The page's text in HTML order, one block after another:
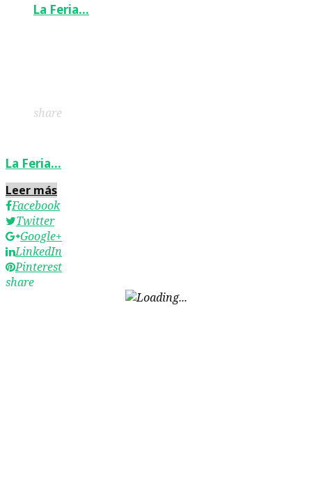
La Feria…
share
La Feria…
Leer más
Facebook
Twitter
Google+
LinkedIn
Pinterest
share